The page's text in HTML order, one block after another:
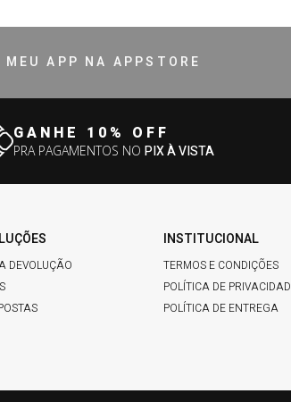
MEU APP NA APPSTORE
GANHE 10% OFF
PRA PAGAMENTOS NO PIX À VISTA
DEVOLUÇÃO
INSTITUCIONAL
TERMOS E CONDIÇÕES
POLÍTICA DE
POLÍTICA DE ENTREGA